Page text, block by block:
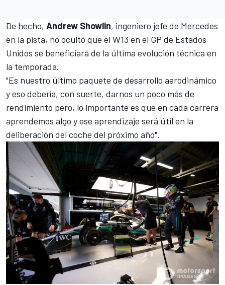
De hecho, Andrew Showlin, ingeniero jefe de Mercedes
en la pista, no ocultó que el W13 en el GP de Estados
Unidos se beneficiará de la última evolución técnica en
la temporada.
"Es nuestro último paquete de desarrollo aerodinámico
y eso debería, con suerte, darnos un poco más de
rendimiento pero, lo importante es que en cada carrera
aprendemos algo y ese aprendizaje será útil en la
deliberación del coche del próximo año".